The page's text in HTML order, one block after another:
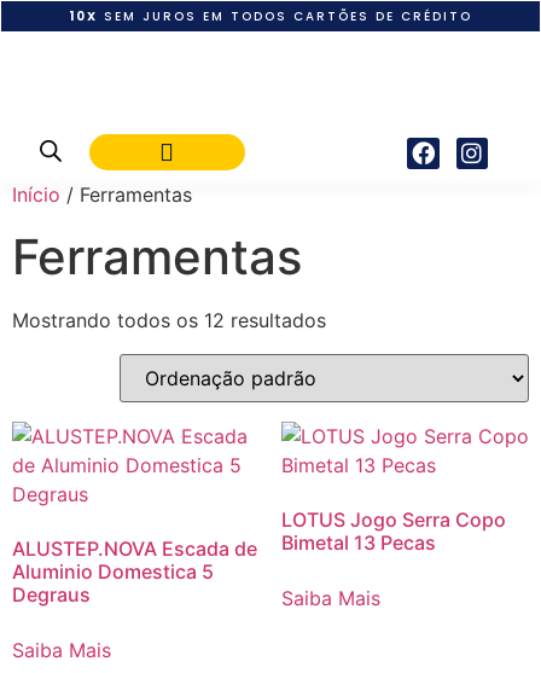
10X SEM JUROS EM TODOS CARTÕES DE CRÉDITO
Início / Ferramentas
Ferramentas
Mostrando todos os 12 resultados
ALUSTEP.NOVA Escada de
Aluminio Domestica 5
Degraus
Saiba Mais
LOTUS Jogo Serra Copo
Bimetal 13 Pecas
Saiba Mais